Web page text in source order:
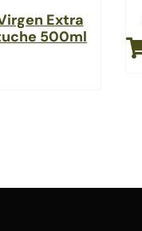
Extra
500ml